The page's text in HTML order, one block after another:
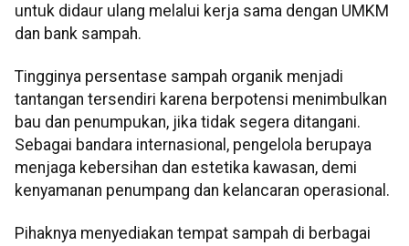
untuk didaur ulang melalui kerja sama dengan UMKM
dan bank sampah.
Tingginya persentase sampah organik menjadi
tantangan tersendiri karena berpotensi menimbulkan
bau dan penumpukan, jika tidak segera ditangani.
Sebagai bandara internasional, pengelola berupaya
menjaga kebersihan dan estetika kawasan, demi
kenyamanan penumpang dan kelancaran operasional.
Pihaknya menyediakan tempat sampah di berbagai